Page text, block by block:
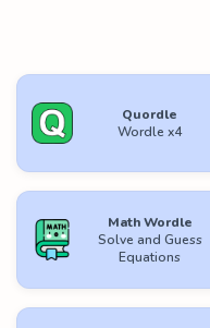
Quordle
Wordle x4
Math Wordle
Solve and Guess
Equations